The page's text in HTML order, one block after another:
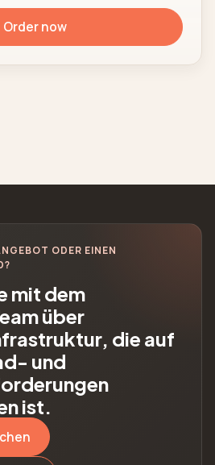
Order now
ODER EINEN
mit dem
über
die auf
und
ist.